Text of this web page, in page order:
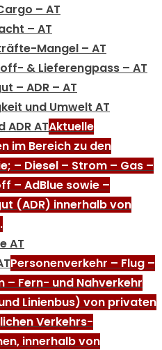
– AT
– AT
Mangel – AT
& Lieferengpass – AT
– ADR – AT
und Umwelt AT
ADR ATAktuelle
im Bereich zu den
– Diesel – Strom – Gas –
– AdBlue sowie –
(ADR) innerhalb von
AT
Personenverkehr – Flug –
– Fern- und Nahverkehr
Linienbus) von privaten
Verkehrs-
innerhalb von